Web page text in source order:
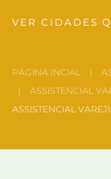
VER CIDADES
PÁGINA INCIAL
ASSISTENCIAL
ASSISTENCIAL